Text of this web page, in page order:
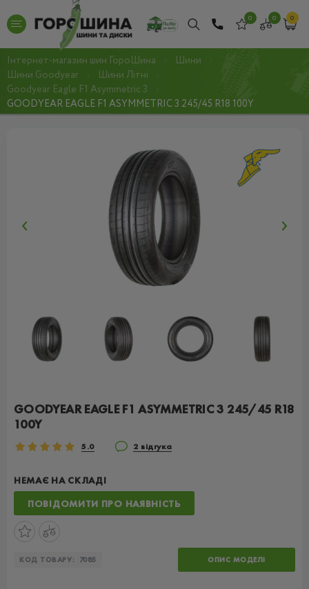
0 0 0
Інтернет-магазин шин ГороШина
Шини
Шини Goodyear
Шини Літні
Goodyear Eagle F1 Asymmetric 3
GOODYEAR EAGLE F1 ASYMMETRIC 3 245/45 R18 100Y
GOODYEAR EAGLE F1 ASYMMETRIC 3 245/45 R18
100Y
5.0 2 відгука
НЕМАЄ НА СКЛАДІ
ПОВІДОМИТИ ПРО НАЯВНІСТЬ
КОД ТОВАРУ: 7085 ОПИС МОДЕЛІ